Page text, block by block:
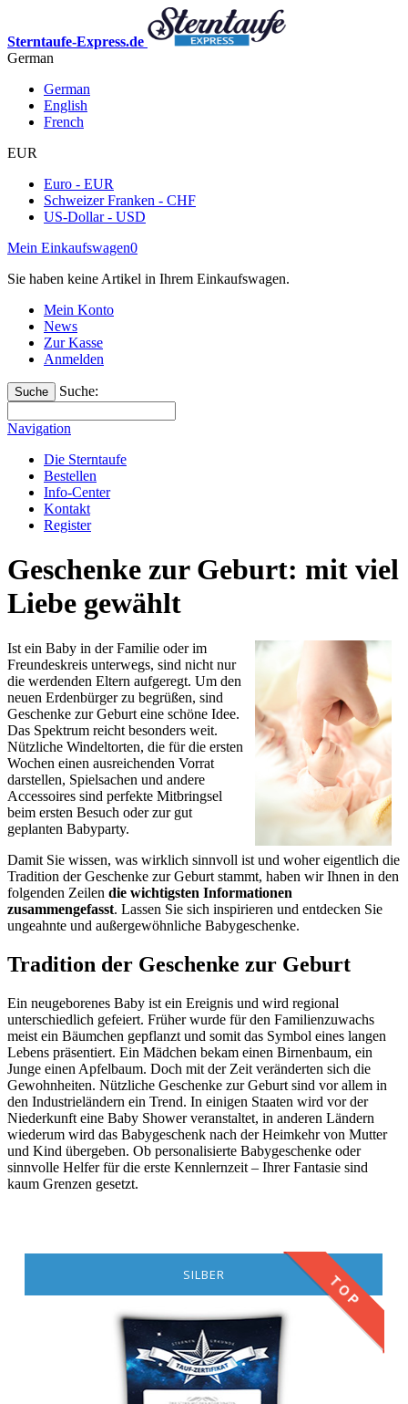
Sterntaufe-Express.de
German
German
English
French
EUR
Euro - EUR
Schweizer Franken - CHF
US-Dollar - USD
Mein Einkaufswagen0
Sie haben keine Artikel in Ihrem Einkaufswagen.
Mein Konto
News
Zur Kasse
Anmelden
Suche Suche:
Navigation
Die Sterntaufe
Bestellen
Info-Center
Kontakt
Register
Geschenke zur Geburt: mit viel
Liebe gewählt
Ist ein Baby in der Familie oder im
Freundeskreis unterwegs, sind nicht nur
die werdenden Eltern aufgeregt. Um den
neuen Erdenbürger zu begrüßen, sind
Geschenke zur Geburt eine schöne Idee.
Das Spektrum reicht besonders weit.
Nützliche Windeltorten, die für die ersten
Wochen einen ausreichenden Vorrat
darstellen, Spielsachen und andere
Accessoires sind perfekte Mitbringsel
beim ersten Besuch oder zur gut
geplanten Babyparty.
Damit Sie wissen, was wirklich sinnvoll ist und woher eigentlich die
Tradition der Geschenke zur Geburt stammt, haben wir Ihnen in den
folgenden Zeilen die wichtigsten Informationen
zusammengefasst. Lassen Sie sich inspirieren und entdecken Sie
ungeahnte und außergewöhnliche Babygeschenke.
Tradition der Geschenke zur Geburt
Ein neugeborenes Baby ist ein Ereignis und wird regional
unterschiedlich gefeiert. Früher wurde für den Familienzuwachs
meist ein Bäumchen gepflanzt und somit das Symbol eines langen
Lebens präsentiert. Ein Mädchen bekam einen Birnenbaum, ein
Junge einen Apfelbaum. Doch mit der Zeit veränderten sich die
Gewohnheiten. Nützliche Geschenke zur Geburt sind vor allem in
den Industrieländern ein Trend. In einigen Staaten wird vor der
Niederkunft eine Baby Shower veranstaltet, in anderen Ländern
wiederum wird das Babygeschenk nach der Heimkehr von Mutter
und Kind übergeben. Ob personalisierte Babygeschenke oder
sinnvolle Helfer für die erste Kennlernzeit – Ihrer Fantasie sind
kaum Grenzen gesetzt.
SILBER TOP